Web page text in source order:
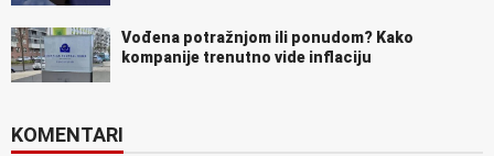
Vođena potražnjom ili ponudom? Kako
kompanije trenutno vide inflaciju
KOMENTARI